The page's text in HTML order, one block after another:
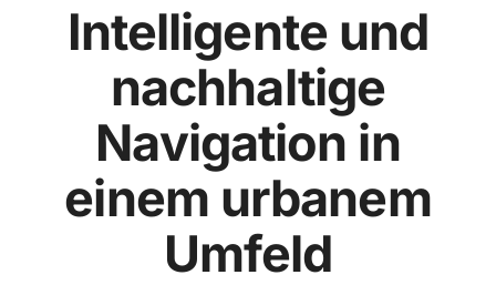
Intelligente und
nachhaltige
Navigation in
einem urbanem
Umfeld